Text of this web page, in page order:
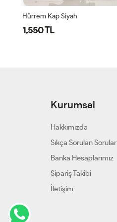
SİBEL KAP- SİYAH Siyah
1,400 TL
Kurumsal
Hakkımızda
Sıkça Sorulan Sorular
Banka Hesaplarımız
Sipariş Takibi
İletişim